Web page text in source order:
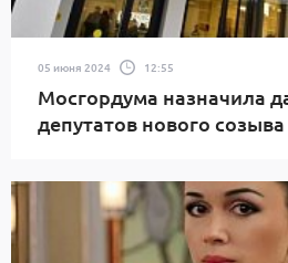
05 июня 2024 12:55
Мосгордума назначила
депутатов нового созыва